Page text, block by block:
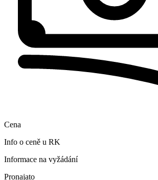
Cena
Info o ceně u RK
Informace na vyžádání
Pronajato